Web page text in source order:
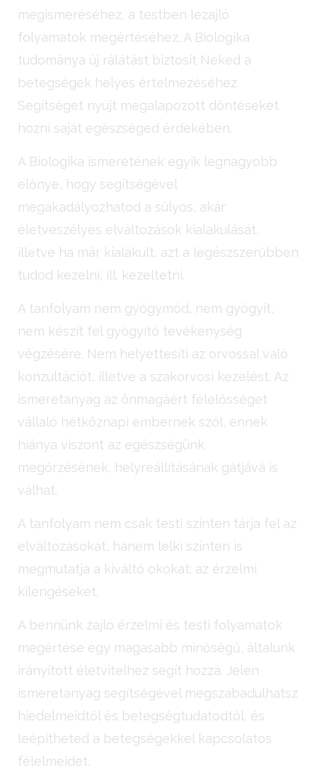
megismeréséhez, a testben lezajló
folyamatok megértéséhez. A Biologika
tudománya új rálátást biztosít Neked a
betegségek helyes értelmezéséhez.
Segítséget nyújt megalapozott döntéseket
hozni saját egészséged érdekében.
A Biologika ismeretének egyik legnagyobb
előnye, hogy segítségével
megakadályozhatod a súlyos, akár
életveszélyes elváltozások kialakulását,
illetve ha már kialakult, azt a legészszerűbben
tudod kezelni, ill. kezeltetni.
A tanfolyam nem gyógymód, nem gyógyít,
nem készít fel gyógyító tevékenység
végzésére. Nem helyettesíti az orvossal való
konzultációt, illetve a szakorvosi kezelést. Az
ismeretanyag az önmagáért felelősséget
vállaló hétköznapi embernek szól, ennek
hiánya viszont az egészségünk
megőrzésének, helyreállításának gátjává is
válhat.
A tanfolyam nem csak testi szinten tárja fel az
elváltozásokat, hanem lelki szinten is
megmutatja a kiváltó okokat: az érzelmi
kilengéseket.
A bennünk zajló érzelmi és testi folyamatok
megértése egy magasabb minőségű, általunk
irányított életvitelhez segít hozzá. Jelen
ismeretanyag segítségével megszabadulhatsz
hiedelmeidtől és betegségtudatodtól, és
leépítheted a betegségekkel kapcsolatos
félelmeidet.